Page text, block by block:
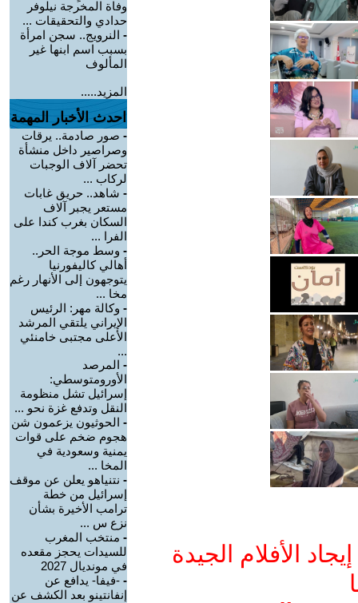
الأفلام الجيدة
وفاة المخرجة نيلوفر
حدادي والتحقيقات ...
- النرويج.. سجن امرأة
بسبب اسم ابنها غير
المألوف
المزيد.....
احدث الأخبار المهمة
- صور صادمة.. يرقات
وصراصير داخل منشأة
تحضر آلاف الوجبات
لركاب ...
- شاهد.. حريق غابات
مستعر يجبر آلاف
السكان بغرب كندا على
الفرا ...
- وسط موجة الحر..
أهالي كاليفورنيا
يتوجهون إلى الأنهار رغم
مخا ...
- وكالة مهر: الرئيس
الإيراني يلتقي المرشد
الأعلى مجتبى خامنئي
...
- المرصد
الأورومتوسطي:
إسرائيل تشل منظومة
النقل وتدفع غزة نحو ...
- الحوثيون يزعمون شن
هجوم ضخم على قوات
يمنية وسعودية في
المخا ...
- نتنياهو يعلن عن موقف
إسرائيل من خطة
ترامب الأخيرة بشأن
نزع س ...
- منتخب المغرب
للسيدات يحجز مقعده
في مونديال 2027
- -فيفا- يدافع عن
إنفانتينو بعد الكشف عن